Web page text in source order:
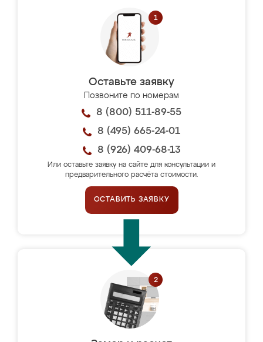
Оставьте заявку
Позвоните по номерам
8 (800) 511-89-55
8 (495) 665-24-01
8 (926) 409-68-13
Или оставьте заявку на сайте для консультации и
предварительного расчёта стоимости.
ОСТАВИТЬ ЗАЯВКУ